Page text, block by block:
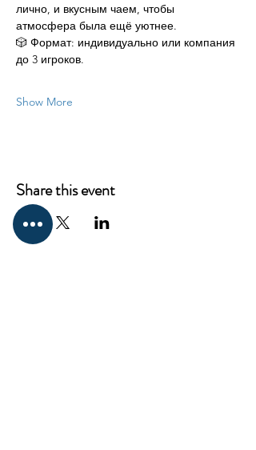
лично, и вкусным чаем, чтобы
атмосфера была ещё уютнее.
🎲 Формат: индивидуально или компания
до 3 игроков.
Show More
Share this event